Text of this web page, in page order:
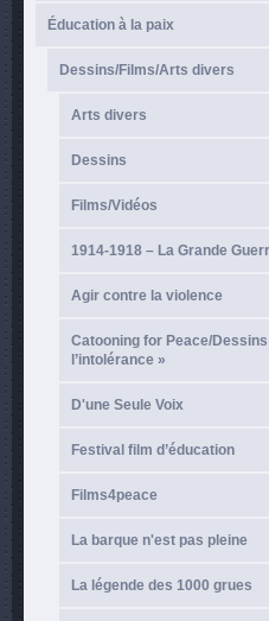
Éducation à la paix
Dessins/Films/Arts divers
Arts divers
Dessins
Films/Vidéos
1914-1918 – La Grande
Agir contre la violence
Catooning for Peace/
l’intolérance »
D'une Seule Voix
Festival film d’éducation
Films4peace
La barque n'est pas pleine
La légende des 1000 grues